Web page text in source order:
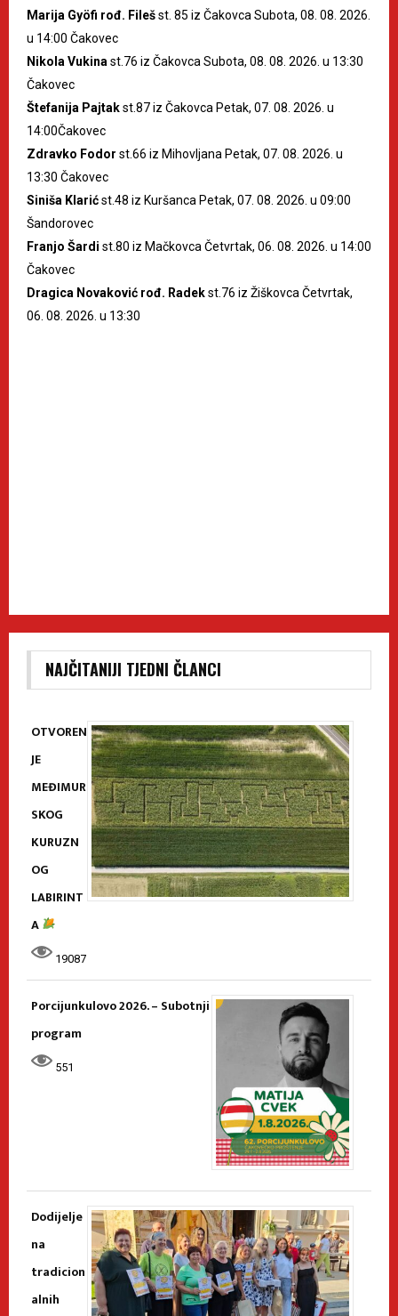
Marija Gyöfi rođ. Filešst. 85 iz Čakovca Subota, 08. 08. 2026.
u 14:00 Čakovec
Nikola Vukina st.76 iz Čakovca Subota, 08. 08. 2026. u 13:30
Čakovec
Štefanija Pajtakst.87 iz Čakovca Petak, 07. 08. 2026. u
14:00Čakovec
Zdravko Fodor st.66 iz Mihovljana Petak, 07. 08. 2026. u
13:30 Čakovec
Siniša Klarićst.48 iz Kuršanca Petak, 07. 08. 2026. u 09:00
Šandorovec
Franjo Šardi st.80 iz Mačkovca Četvrtak, 06. 08. 2026. u 14:00
Čakovec
Dragica Novaković rođ. Radekst.76 iz Žiškovca Četvrtak,
06. 08. 2026. u 13:30
NAJČITANIJI TJEDNI ČLANCI
OTVOREN
JE
MEĐIMUR
SKOG
KURUZN
OG
LABIRINT
A
19087
Porcijunkulovo 2026. – Subotnji
program
551
Dodijelje
na
tradicion
alnih